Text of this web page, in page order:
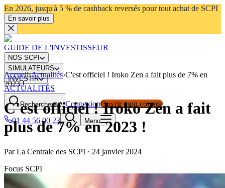
En 2026, jusqu'à 5 % de cashback reversés pour tout achat de SCPI
En savoir plus
GUIDE DE L'INVESTISSEUR
NOS SCPI
SIMULATEURS
INVESTIR
ACTUALITÉS
Rechercher⌘K ConnexionOuvrir mon compte
01 44 56 00 23
Menu
Accueil›Actualités›C'est officiel ! Iroko Zen a fait plus de 7% en
2023 !
C'est officiel ! Iroko Zen a fait
plus de 7% en 2023 !
Par La Centrale des SCPI · 24 janvier 2024
Focus SCPI